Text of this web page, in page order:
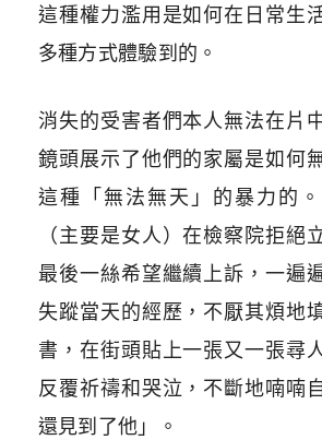
這種權力濫用是如何在日常生
多種方式體驗到的。
消失的受害者們本人無法在片
鏡頭展示了他們的家屬是如何
這種「無法無天」的暴力的
（主要是女人）在檢察院拒絕
最後一絲希望繼續上訴，一遍
失蹤當天的經歷，不厭其煩地
書，在街頭貼上一張又一張尋
反覆祈禱和哭泣，不斷地喃喃
還見到了他」。